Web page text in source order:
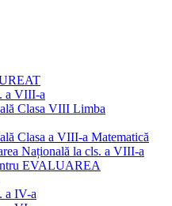
a VIII-a
Clasa VIII Limba
Clasa a VIII-a Matematică
Națională la cls. a VIII-a
EVALUAREA
a IV-a